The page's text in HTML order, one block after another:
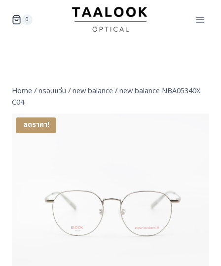
0
Home /กรอบแว่น /new balance /new balance NBA05340X
C04
ลดราคา!